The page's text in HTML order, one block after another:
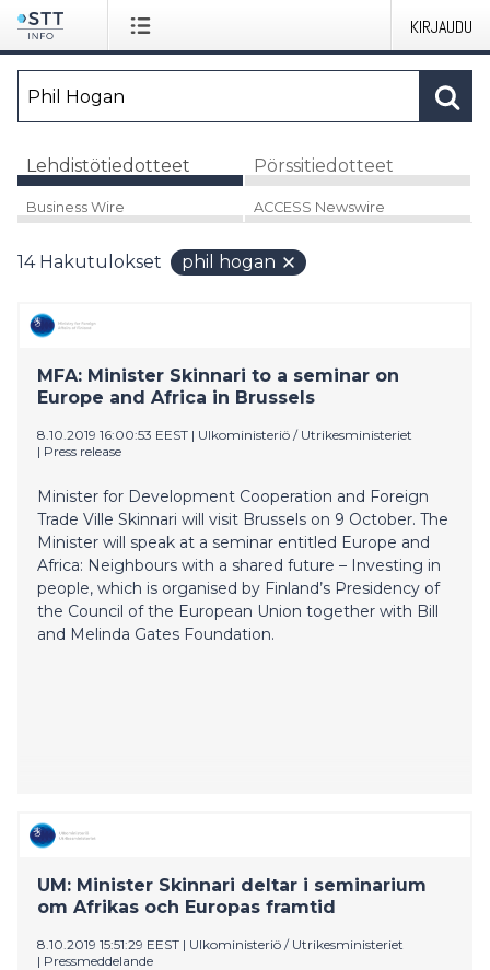
KIRJAUDU
Lehdistötiedotteet Pörssitiedotteet
Business Wire ACCESS Newswire
14 Hakutulokset phil hogan
MFA: Minister Skinnari to a seminar on
Europe and Africa in Brussels
8.10.2019 16:00:53 EEST | Ulkoministeriö / Utrikesministeriet
| Press release
Minister for Development Cooperation and Foreign
Trade Ville Skinnari will visit Brussels on 9 October. The
Minister will speak at a seminar entitled Europe and
Africa: Neighbours with a shared future – Investing in
people, which is organised by Finland’s Presidency of
the Council of the European Union together with Bill
and Melinda Gates Foundation.
UM: Minister Skinnari deltar i seminarium
om Afrikas och Europas framtid
8.10.2019 15:51:29 EEST | Ulkoministeriö / Utrikesministeriet
| Pressmeddelande